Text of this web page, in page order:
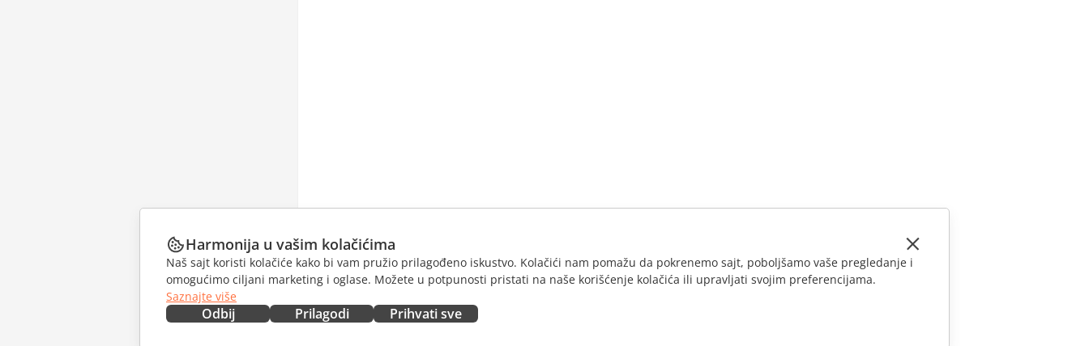
Harmonija u vašim kolačićima
Naš sajt koristi kolačiće kako bi vam pružio prilagođeno iskustvo. Kolačići nam pomažu da pokrenemo sajt, poboljšamo vaše pregledanje i
omogućimo ciljani marketing i oglase. Možete u potpunosti pristati na naše korišćenje kolačića ili upravljati svojim preferencijama.
Saznajte više
Odbij Prilagodi Prihvati sve